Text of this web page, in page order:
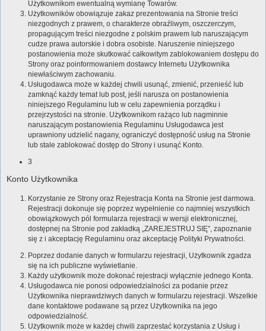
Użytkownikom ewentualną wymianę Towarów.
Użytkowników obowiązuje zakaz prezentowania na Stronie treści
niezgodnych z prawem, o charakterze obraźliwym, oszczerczym,
propagującym treści niezgodne z polskim prawem lub naruszającym
cudze prawa autorskie i dobra osobiste. Naruszenie niniejszego
postanowienia może skutkować całkowitym zablokowaniem dostępu do
Strony oraz poinformowaniem dostawcy Internetu Użytkownika
niewłaściwym zachowaniu.
Usługodawca może w każdej chwili usunąć, zmienić, przenieść lub
zamknąć każdy temat lub post, jeśli narusza on postanowienia
niniejszego Regulaminu lub w celu zapewnienia porządku i
przejrzystości na stronie. Użytkownikom rażąco lub nagminnie
naruszającym postanowienia Regulaminu Usługodawca jest
uprawniony udzielić nagany, ograniczyć dostępność usług na Stronie
lub stale zablokować dostęp do Strony i usunąć Konto.
3
Konto Użytkownika
Korzystanie ze Strony oraz Rejestracja Konta na Stronie jest darmowa.
Rejestracji dokonuje się poprzez wypełnienie co najmniej wszystkich
obowiązkowych pól formularza rejestracji w wersji elektronicznej,
dostępnej na Stronie pod zakładką „ZAREJESTRUJ SIĘ”, zapoznanie
się z i akceptację Regulaminu oraz akceptację Polityki Prywatności.
Poprzez dodanie danych w formularzu rejestracji, Użytkownik zgadza
się na ich publiczne wyświetlanie.
Każdy użytkownik może dokonać rejestracji wyłącznie jednego Konta.
Usługodawca nie ponosi odpowiedzialności za podanie przez
Użytkownika nieprawdziwych danych w formularzu rejestracji. Wszelkie
dane kontaktowe podawane są przez Użytkownika na jego
odpowiedzialność.
Użytkownik może w każdej chwili zaprzestać korzystania z Usług i